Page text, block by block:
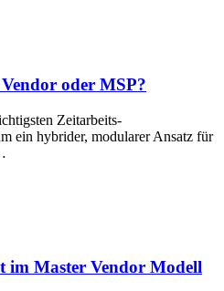
oder MSP?
Zeitarbeits-
ein hybrider, modularer Ansatz für
im Master Vendor Modell